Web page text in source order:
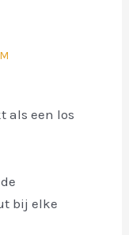
als een los
bij elke